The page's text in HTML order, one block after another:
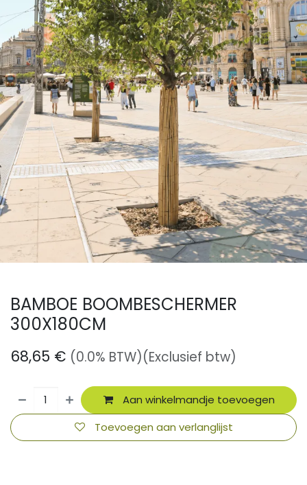
BAMBOE BOOMBESCHERMER
300X180CM
68,65 € (0.0% BTW)(Exclusief btw)
Aan winkelmandje toevoegen
Toevoegen aan verlanglijst